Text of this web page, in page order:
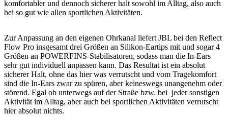
komfortabler und dennoch sicherer halt sowohl im Alltag, also auch
bei so gut wie allen sportlichen Aktivitäten.
Zur Anpassung an den eigenen Ohrkanal liefert JBL bei den Reflect
Flow Pro insgesamt drei Größen an Silikon-Eartips mit und sogar 4
Größen an POWERFINS-Stabilisatoren, sodass man die In-Ears
sehr gut individuell anpassen kann. Das Resultat ist ein absolut
sicherer Halt, ohne das hier was verrutscht und vom Tragekomfort
sind die In-Ears zwar zu spüren, aber keineswegs unangenehm oder
störend. Egal ob unterwegs auf der Straße bzw. bei jeder sonstigen
Aktivität im Alltag, aber auch bei sportlichen Aktivitäten verrutscht
hier absolut nichts.